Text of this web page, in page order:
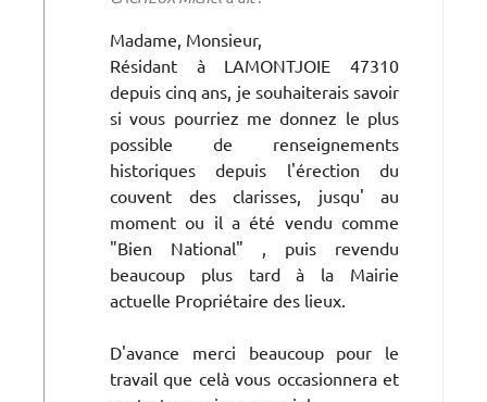
Madame, Monsieur,
Résidant à LAMONTJOIE 47310
depuis cinq ans, je souhaiterais savoir
si vous pourriez me donnez le plus
possible de renseignements
historiques depuis l'érection du
couvent des clarisses, jusqu' au
moment ou il a été vendu comme
"Bien National" , puis revendu
beaucoup plus tard à la Mairie
actuelle Propriétaire des lieux.
D'avance merci beaucoup pour le
travail que celà vous occasionnera et